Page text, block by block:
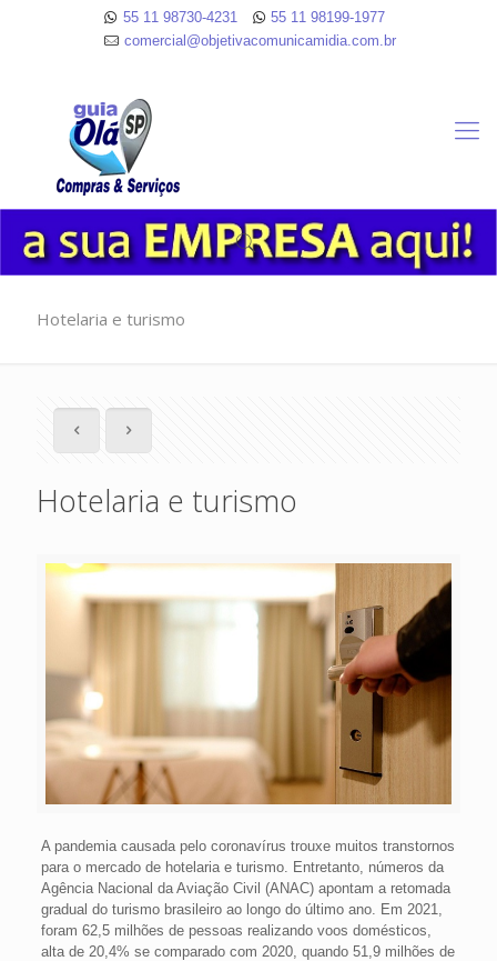
55 11 98730-4231
55 11 98199-1977
comercial@objetivacomunicamidia.com.br
Hotelaria e turismo
Hotelaria e turismo
A pandemia causada pelo coronavírus trouxe muitos transtornos
para o mercado de hotelaria e turismo. Entretanto, números da
Agência Nacional da Aviação Civil (ANAC) apontam a retomada
gradual do turismo brasileiro ao longo do último ano. Em 2021,
foram 62,5 milhões de pessoas realizando voos domésticos,
alta de 20,4% se comparado com 2020, quando 51,9 milhões de